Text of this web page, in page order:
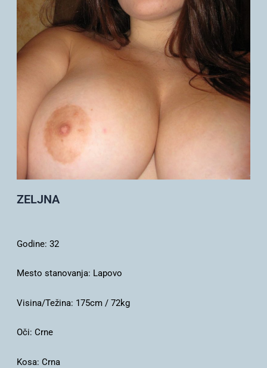
ZELJNA
Godine: 32
Mesto stanovanja: Lapovo
Visina/Težina: 175cm / 72kg
Oči: Crne
Kosa: Crna